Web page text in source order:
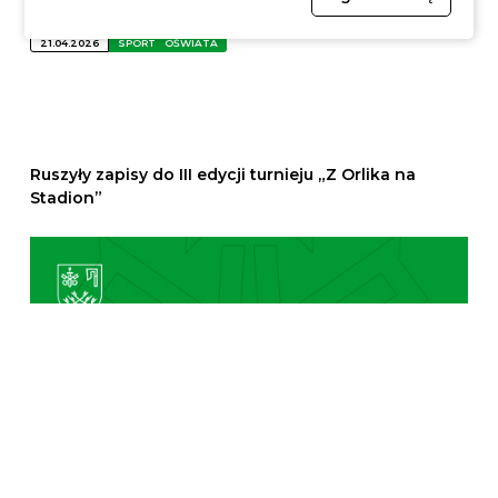
21.04.2026 SPORT OŚWIATA
Ruszyły zapisy do III edycji turnieju „Z Orlika na
Stadion”